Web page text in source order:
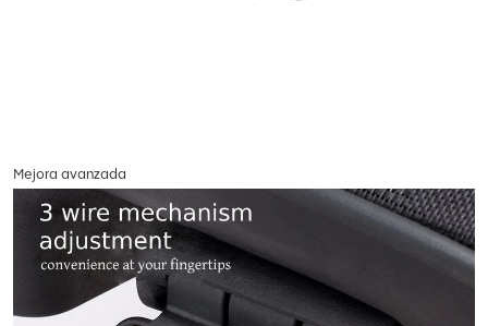
Mejora avanzada